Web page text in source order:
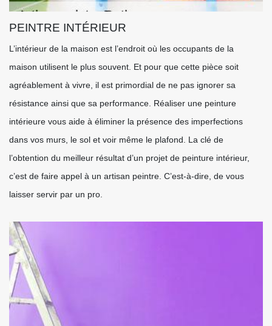
PEINTRE INTÉRIEUR
L’intérieur de la maison est l’endroit où les occupants de la
maison utilisent le plus souvent. Et pour que cette pièce soit
agréablement à vivre, il est primordial de ne pas ignorer sa
résistance ainsi que sa performance. Réaliser une peinture
intérieure vous aide à éliminer la présence des imperfections
dans vos murs, le sol et voir même le plafond. La clé de
l’obtention du meilleur résultat d’un projet de peinture intérieur,
c’est de faire appel à un artisan peintre. C’est-à-dire, de vous
laisser servir par un pro.